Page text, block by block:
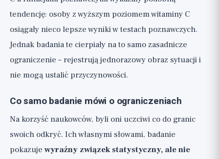
tendencję: osoby z wyższym poziomem witaminy C
osiągały nieco lepsze wyniki w testach poznawczych.
Jednak badania te cierpiały na to samo zasadnicze
ograniczenie – rejestrują jednorazowy obraz sytuacji i
nie mogą ustalić przyczynowości.
Co samo badanie mówi o ograniczeniach
Na korzyść naukowców, byli oni uczciwi co do granic
swoich odkryć. Ich własnymi słowami, badanie
pokazuje wyraźny związek statystyczny, ale nie